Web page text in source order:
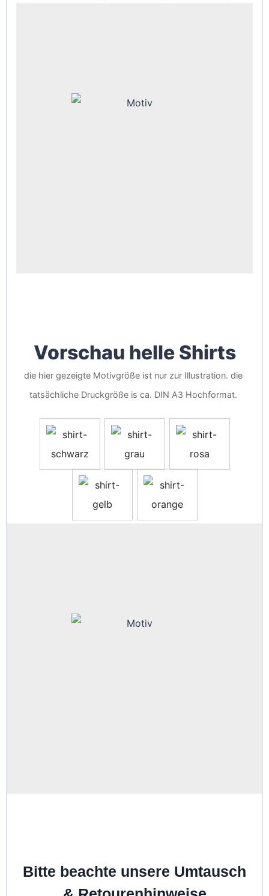
Vorschau helle Shirts
Bitte beachte unsere Umtausch